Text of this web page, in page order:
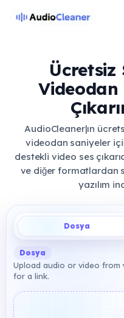
Ücretsiz
Videodan
AudioCleaner|ın
videodan saniyeler
destekli video ses
ve diğer formatlardan
yazılım
Dosya
Dosya
Upload audio or video from
for a link.